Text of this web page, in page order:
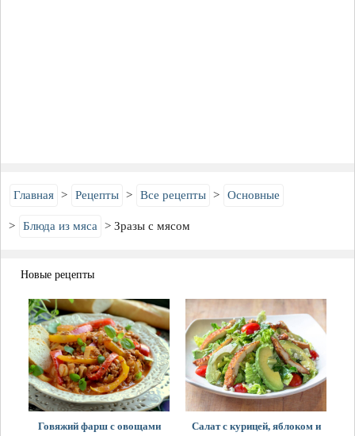
Главная Рецепты Все рецепты Основные
Блюда из мяса Зразы с мясом
Новые рецепты
Говяжий фарш с овощами
Салат с курицей, яблоком и